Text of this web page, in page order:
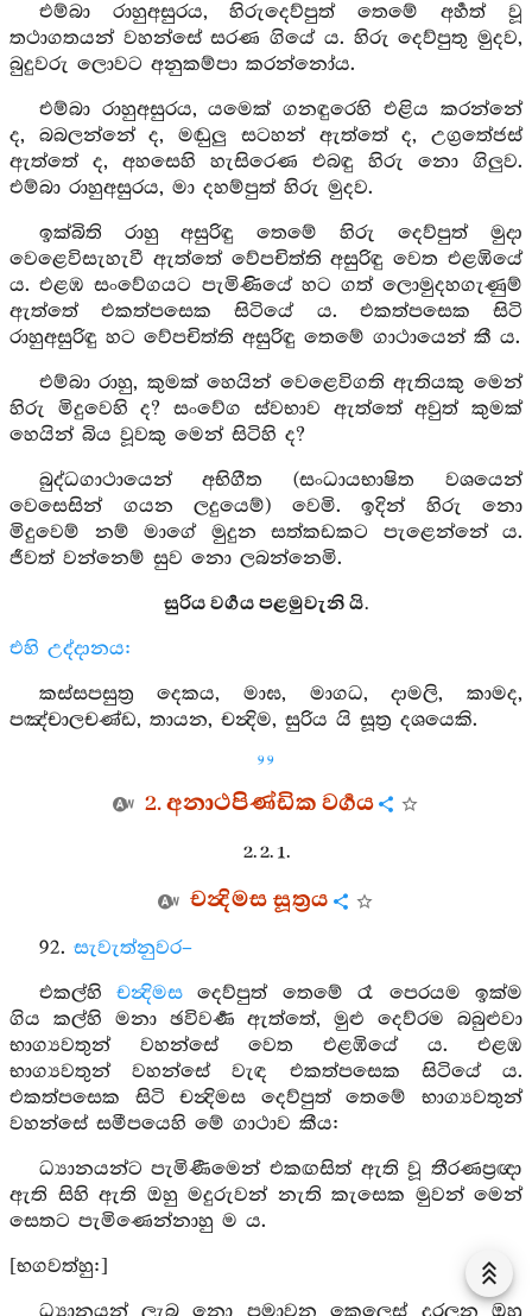
එම්බා රාහුඅසුරය, හිරුදෙව්පුත් තෙමේ අර්‍හත් වූ
තථාගතයන් වහන්සේ සරණ ගියේ ය. හිරු දෙව්පුතු මුදව,
බුදුවරු ලොවට අනුකම්පා කරන්නෝය.
එම්බා රාහුඅසුරය, යමෙක් ගනඳුරෙහි එළිය කරන්නේ
ද, බබලන්නේ ද, මඬුලු සටහන් ඇත්තේ ද, උග්‍රතේජස්
ඇත්තේ ද, අහසෙහි හැසිරෙණ එබඳු හිරු නො ගිලුව.
එම්බා රාහුඅසුරය, මා දහම්පුත් හිරු මුදව.
ඉක්බිති රාහු අසුරිඳු තෙමේ හිරු දෙව්පුත් මුදා
වෙළෙවිසැහැවී ඇත්තේ වේපචිත්ති අසුරිඳු වෙත එළඹියේ
ය. එළඹ සංවේගයට පැමිණියේ හට ගත් ලොමුදහගැණුම්
ඇත්තේ එකත්පසෙක සිටියේ ය. එකත්පසෙක සිටි
රාහුඅසුරිඳු හට වේපචිත්ති අසුරිඳු තෙමේ ගාථායෙන් කී ය.
එම්බා රාහු, කුමක් හෙයින් වෙළෙවිගති ඇතියකු මෙන්
හිරු මිදුවෙහි ද? සංවේග ස්වභාව ඇත්තේ අවුත් කුමක්
හෙයින් බිය වූවකු මෙන් සිටිහි ද?
බුද්ධගාථායෙන් අභිගීත (සංධායභාෂිත වශයෙන්
වෙසෙසින් ගයන ලදුයෙම්) වෙමි. ඉදින් හිරු නො
මිදුවෙම් නම් මාගේ මුදුන සත්කඩකට පැළෙන්නේ ය.
ජීවත් වන්නෙම් සුව නො ලබන්නෙමි.
සුරිය වර්‍ගය පළමුවැනි යි.
එහි උද්දානය:
කස්සපසුත්‍ර දෙකය, මාඝ, මාගධ, දාමලි, කාමද,
පඤ්චාලචණ්ඩ, තායන, චන්‍දිම, සුරිය යි සූත්‍ර දශයෙකි.
99
2. අනාථපිණ්ඩික වර්‍ගය
2. 2. 1.
චන්‍දිමස සූත්‍රය
92. සැවැත්නුවර–
එකල්හිචන්‍දිමස දෙව්පුත් තෙමේ රෑ පෙරයම ඉක්ම
ගිය කල්හි මනා ඡවිවර්‍ණ ඇත්තේ, මුළු දෙව්රම බබුළුවා
භාග්‍යවතුන් වහන්සේ වෙත එළඹියේ ය. එළඹ
භාග්‍යවතුන් වහන්සේ වැඳ එකත්පසෙක සිටියේ ය.
එකත්පසෙක සිටි චන්‍දිමස දෙව්පුත් තෙමේ භාග්‍යවතුන්
වහන්සේ සමීපයෙහි මේ ගාථාව කීය:
ධ්‍යානයන්ට පැමිණීමෙන් එකඟසිත් ඇති වූ තීරණප්‍රඥා
ඇති සිහි ඇති ඔහු මදුරුවන් නැති කැසෙක මුවන් මෙන්
සෙතට පැමිණෙන්නාහු ම ය.
[භගවත්හු:]